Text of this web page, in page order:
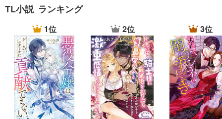
TL小説 ランキング
1位 2位 3位